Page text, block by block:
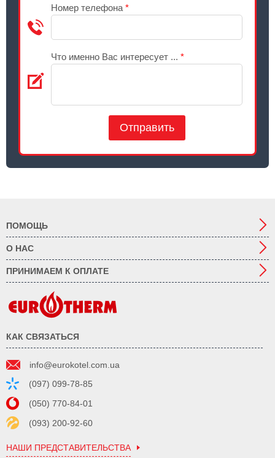
Номер телефона *
Что именно Вас интересует ... *
Отправить
ПОМОЩЬ
О НАС
ПРИНИМАЕМ К ОПЛАТЕ
КАК СВЯЗАТЬСЯ
info@eurokotel.com.ua
(097) 099-78-85
(050) 770-84-01
(093) 200-92-60
НАШИ ПРЕДСТАВИТЕЛЬСТВА